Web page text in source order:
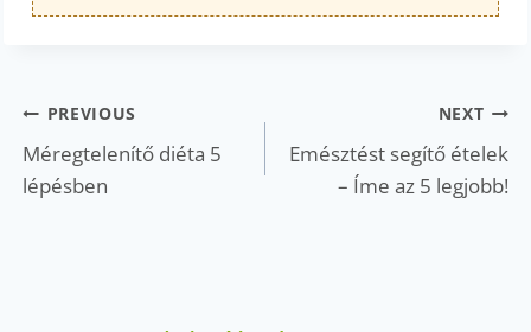
Bejegyzés
navigáció
PREVIOUS
Méregtelenítő diéta 5
lépésben
NEXT
Emésztést segítő ételek
– Íme az 5 legjobb!